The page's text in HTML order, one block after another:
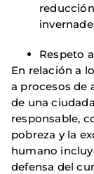
Respeto
En relación a
a procesos de
de una
responsable,
pobreza y la
humano
defensa del